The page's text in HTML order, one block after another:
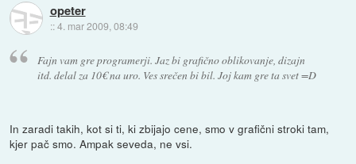
opeter
::4. mar 2009, 08:49
Fajn vam gre programerji. Jaz bi grafično oblikovanje, dizajn
itd. delal za 10€ na uro. Ves srečen bi bil. Joj kam gre ta svet =D
In zaradi takih, kot si ti, ki zbijajo cene, smo v grafični stroki tam,
kjer pač smo. Ampak seveda, ne vsi.